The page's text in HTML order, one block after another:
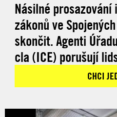
Násilné
zákonů ve
skončit. Agenti
cla (ICE) porušují
CHCI